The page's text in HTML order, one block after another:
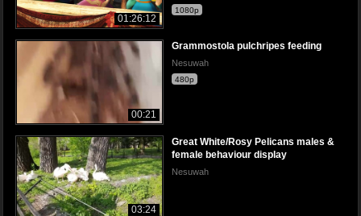
01:26:12
1080p
00:21
Grammostola pulchripes feeding
Nesuwah
480p
03:24
Great White/Rosy Pelicans males &
female behaviour display
Nesuwah